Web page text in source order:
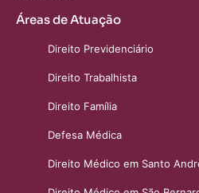
Áreas de Atuação
Direito Previdenciário
Direito Trabalhista
Direito Família
Defesa Médica
Direito Médico em Santo